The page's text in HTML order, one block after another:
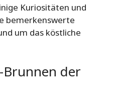
Kuriositäten und
bemerkenswerte
um das köstliche
Brunnen der